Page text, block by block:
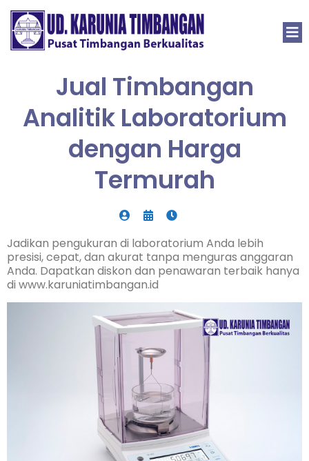
Jual Timbangan
Analitik Laboratorium
dengan Harga
Termurah
Jadikan pengukuran di laboratorium Anda lebih
presisi, cepat, dan akurat tanpa menguras anggaran
Anda. Dapatkan diskon dan penawaran terbaik hanya
di www.karuniatimbangan.id